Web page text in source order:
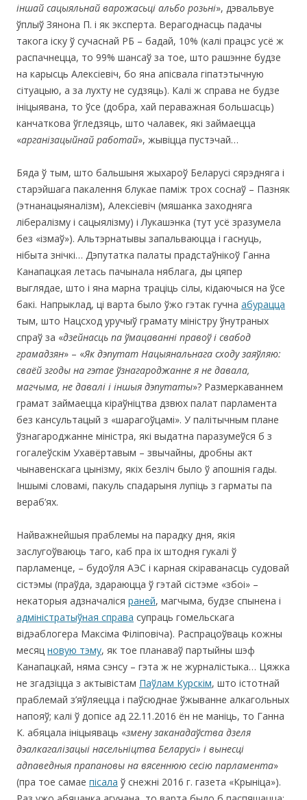
іншай сацыяльнай варожасьці альбо розьні», дэвальвуе
ўплыў Зянона П. і як эксперта. Верагоднасць падачы
такога іску ў сучаснай РБ – бадай, 10% (калі працэс усё ж
распачнецца, то 99% шансаў за тое, што рашэнне будзе
на карысць Алексіевіч, бо яна апісвала гіпатэтычную
сітуацыю, а за лухту не судзяць). Калі ж справа не будзе
ініцыявана, то ўсе (добра, хай пераважная большасць)
канчаткова ўгледзяць, што чалавек, які займаецца
«арганізацыйнай работай», жывіцца пустэчай…
Бяда ў тым, што бальшыня жыхароў Беларусі сярэдняга і
старэйшага пакалення блукае паміж трох соснаў – Пазняк
(этнанацыяналізм), Алексіевіч (мяшанка заходняга
лібералізму і сацыялізму) і Лукашэнка (тут усё зразумела
без «ізмаў»). Альтэрнатывы запальваюцца і гаснуць,
нібыта знічкі… Дэпутатка палаты прадстаўнікоў Ганна
Канапацкая летась пачынала няблага, ды цяпер
выглядае, што і яна марна траціць сілы, кідаючыся на ўсе
бакі. Напрыклад, ці варта было ўжо гэтак гучна абурацца
тым, што Нацсход уручыў грамату міністру ўнутраных
спраў за «дзейнасць па ўмацаванні правоў і свабод
грамадзян» – «Як дэпутат Нацыянальнага сходу заяўляю:
сваёй згоды на гэтае ўзнагароджанне я не давала,
магчыма, не давалі і іншыя дэпутаты»? Размеркаваннем
грамат займаецца кіраўніцтва дзвюх палат парламента
без кансультацый з «шарагоўцамі». У палітычным плане
ўзнагароджанне міністра, які выдатна паразумеўся б з
гогалеўскім Ухавёртавым – звычайны, дробны акт
чынавенскага цынізму, якіх безліч было ў апошнія гады.
Іншымі словамі, пакуль спадарыня лупіць з гарматы па
вераб’ях.
Найважнейшыя праблемы на парадку дня, якія
заслугоўваюць таго, каб пра іх штодня гукалі ў
парламенце, – будоўля АЭС і карная скіраванасць судовай
сістэмы (праўда, здараюцца ў гэтай сістэме «збоі» –
некаторыя адзначаліся раней, магчыма, будзе спынена і
адміністратыўная справа супраць гомельскага
відэаблогера Максіма Філіповіча). Распрацоўваць кожны
месяц новую тэму, як тое планаваў партыйны шэф
Канапацкай, няма сэнсу – гэта ж не журналістыка… Цяжка
не згадзіцца з актывістам Паўлам Курскім, што істотнай
праблемай з’яўляецца і паўсюднае ўжыванне алкагольных
напояў; калі ў допісе ад 22.11.2016 ён не маніць, то Ганна
К. абяцала ініцыяваць «зменузаканадаўства дзеля
дэалкагалізацыі насельніцтва Беларусі» і вынесці
адпаведныя прапановы на вясеннюю сесію парламента»
(пра тое самае пісала ў снежні 2016 г. газета «Крыніца»).